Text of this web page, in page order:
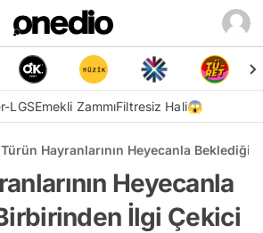
LGSEmekli ZammıFiltresiz Hali😱
Türün Hayranlarının Heyecanla
Heyecanla
İlgi Çekici